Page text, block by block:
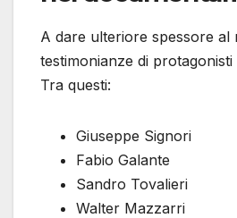
A dare ulteriore spessore al
testimonianze di
Tra questi:
Giuseppe Signori
Fabio Galante
Sandro Tovalieri
Walter Mazzarri